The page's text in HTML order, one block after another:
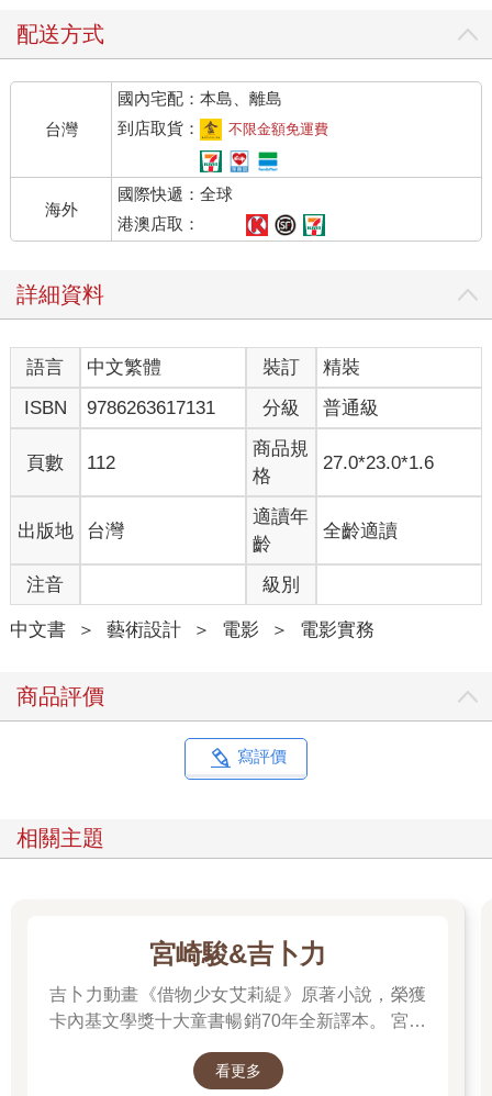
配送方式
台灣
國內宅配：本島、離島
到店取貨：
不限金額免運費
海外
國際快遞：全球
港澳店取：
詳細資料
語言 中文繁體 裝訂
精裝
ISBN
9786263617131 分級 普通級
頁數 112
商品規
格
27.0*23.0*1.6
出版地 台灣
適讀年
齡
全齡適讀
注音 級別
中文書 ＞ 藝術設計 ＞ 電影 ＞ 電影實務
商品評價
寫評價
相關主題
宮崎駿&吉卜力
吉卜力動畫《借物少女艾莉緹》原著小說，榮獲
卡內基文學獎十大童書暢銷70年全新譯本。 宮崎
樣，過著不穩定的生活……我們是借住在這個世
看更多